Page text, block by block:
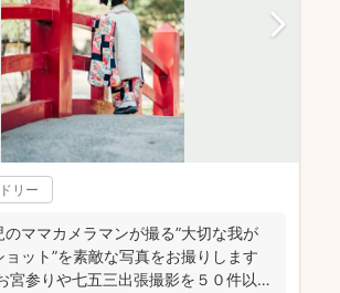
リー
のママカメラマンが撮る”大切な我が
ット”を素敵な写真をお撮りします
宮参りや七五三出張撮影を５０件以